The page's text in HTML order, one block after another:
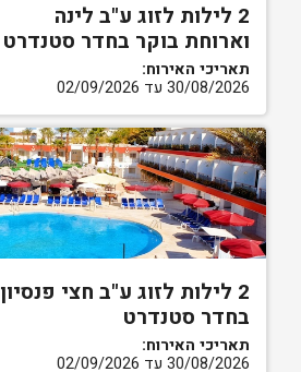
2 לילות לזוג ע"ב לינה
וארוחת בוקר בחדר סטנדרט
תאריכי האירוח:
30/08/2026 עד 02/09/2026
2 לילות לזוג ע"ב חצי פנסיון
בחדר סטנדרט
תאריכי האירוח:
30/08/2026 עד 02/09/2026